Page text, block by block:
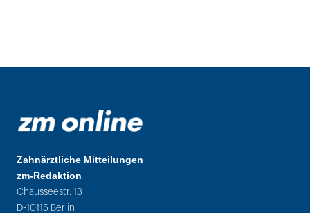
Zahnärztliche Mitteilungen
zm-Redaktion
Chausseestr. 13
D-10115 Berlin